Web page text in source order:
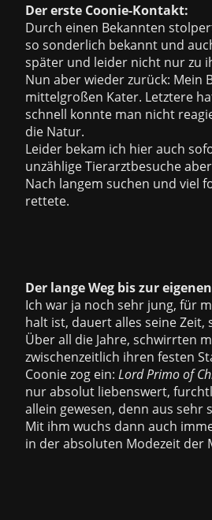
Der erste Coonie-Kontakt:
Durch einen Bekannten
so sonderlich bekannt und
später und leider nicht nur zu
Nun aber wieder zurück: Mein
mittelgroßen Kater. Letztere
schnell konnte man nicht
die Natur.
Leider bekam ich hier auch
unzählige Tierarztbesuche
Nach langem suchen und viel
rettete.
Der lange Weg bis zur
Ich war ja noch sehr jung, für
halt ist, dauert alles seine
Über all die Jahre, schwirrten
zwischenzeitlich ihren festen
Coonie zog ein: Lord Primo of
nur absolut liebenswert,
allein gewesen, denn aus
Mit ihm wuchs dann auch
in der absoluten Modezeit der